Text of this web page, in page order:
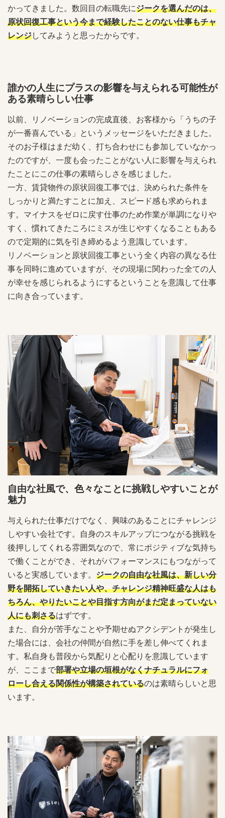
かってきました。数回目の転職先にジークを選んだのは、
原状回復工事という今まで経験したことのない仕事もチャ
レンジしてみようと思ったからです。
誰かの人生にプラスの影響を与えられる可能性が
ある素晴らしい仕事
以前、リノベーションの完成直後、お客様から「うちの子
が一番喜んでいる」というメッセージをいただきました。
そのお子様はまだ幼く、打ち合わせにも参加していなかっ
たのですが、一度も会ったことがない人に影響を与えられ
たことにこの仕事の素晴らしさを感じました。
一方、賃貸物件の原状回復工事では、決められた条件を
しっかりと満たすことに加え、スピード感も求められま
す。マイナスをゼロに戻す仕事のため作業が単調になりや
すく、慣れてきたころにミスが生じやすくなることもある
ので定期的に気を引き締めるよう意識しています。
リノベーションと原状回復工事という全く内容の異なる仕
事を同時に進めていますが、その現場に関わった全ての人
が幸せを感じられるようにするということを意識して仕事
に向き合っています。
自由な社風で、色々なことに挑戦しやすいことが
魅力
与えられた仕事だけでなく、興味のあることにチャレンジ
しやすい会社です。自身のスキルアップにつながる挑戦を
後押ししてくれる雰囲気なので、常にポジティブな気持ち
で働くことができ、それがパフォーマンスにもつながって
いると実感しています。 ジークの自由な社風は、新しい分
野を開拓していきたい人や、チャレンジ精神旺盛な人はも
ちろん、やりたいことや目指す方向がまだ定まっていない
人にも刺さるはずです。
また、自分が苦手なことや予期せぬアクシデントが発生し
た場合には、会社の仲間が自然に手を差し伸べてくれま
す。私自身も普段から気配りと心配りを意識しています
が、ここまで部署や立場の垣根がなくナチュラルにフォ
ローし合える関係性が構築されているのは素晴らしいと思
います。